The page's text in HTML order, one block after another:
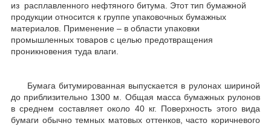
из расплавленного нефтяного битума. Этот тип бумажной
продукции относится к группе упаковочных бумажных
материалов. Применение – в области упаковки
промышленных товаров с целью предотвращения
проникновения туда влаги.
Бумага битумированная выпускается в рулонах шириной
до приблизительно 1300 м. Общая масса бумажных рулонов
в среднем составляет около 40 кг. Поверхность этого вида
бумаги обычно темных матовых оттенков, часто коричневого